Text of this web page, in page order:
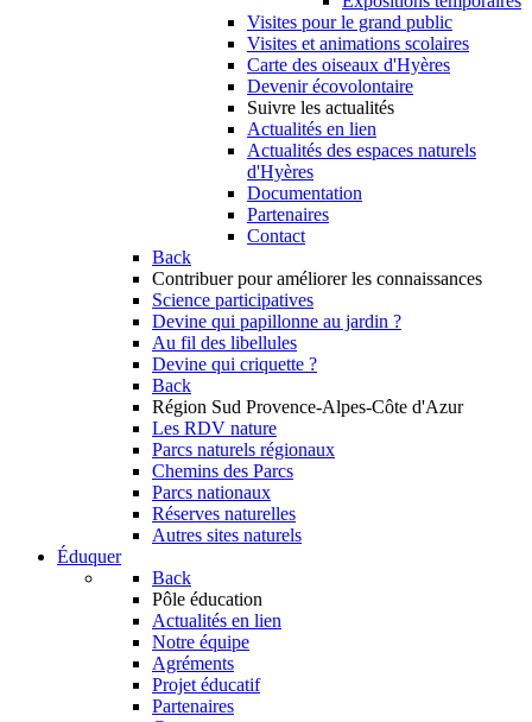
Visites pour le grand public
Visites et animations scolaires
Carte des oiseaux d'Hyères
Devenir écovolontaire
Suivre les actualités
Actualités en lien
Actualités des espaces naturels
d'Hyères
Documentation
Partenaires
Contact
Back
Contribuer pour améliorer les connaissances
Science participatives
Devine qui papillonne au jardin ?
Au fil des libellules
Devine qui criquette ?
Back
Région Sud Provence-Alpes-Côte d'Azur
Les RDV nature
Parcs naturels régionaux
Chemins des Parcs
Parcs nationaux
Réserves naturelles
Autres sites naturels
Éduquer
Back
Pôle éducation
Actualités en lien
Notre équipe
Agréments
Projet éducatif
Partenaires